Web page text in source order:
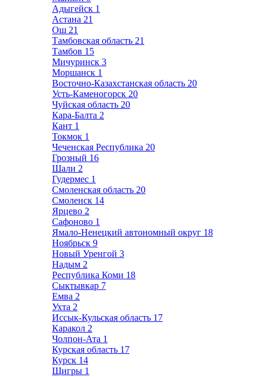
Адыгейск 1
Астана 21
Ош 21
Тамбовская область 21
Тамбов 15
Мичуринск 3
Моршанск 1
Восточно-Казахстанская область 20
Усть-Каменогорск 20
Чуйская область 20
Кара-Балта 2
Кант 1
Токмок 1
Чеченская Республика 20
Грозный 16
Шали 2
Гудермес 1
Смоленская область 20
Смоленск 14
Ярцево 2
Сафоново 1
Ямало-Ненецкий автономный округ 18
Ноябрьск 9
Новый Уренгой 3
Надым 2
Республика Коми 18
Сыктывкар 7
Емва 2
Ухта 2
Иссык-Кульская область 17
Каракол 2
Чолпон-Ата 1
Курская область 17
Курск 14
Щигры 1